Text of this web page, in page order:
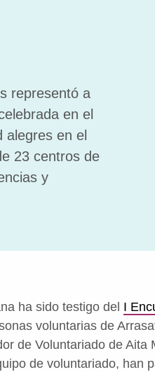
representó a
en el
alegres en el
23 centros de
y
ha sido testigo del I
voluntarias de
de Voluntariado de Aita
de voluntariado, han